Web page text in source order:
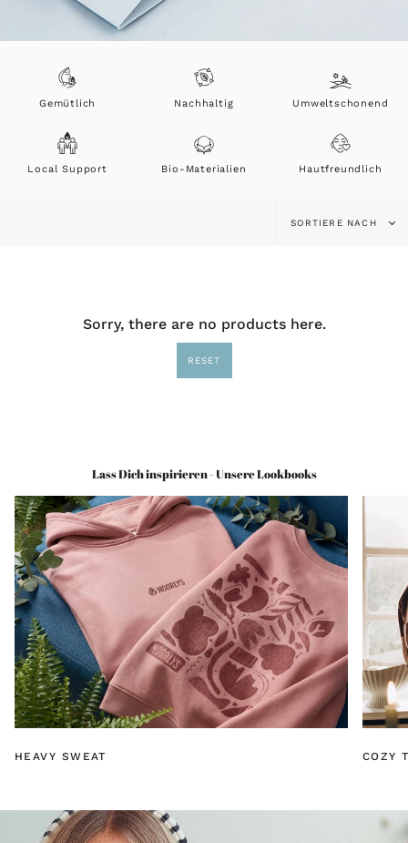
Gemütlich Nachhaltig Umweltschonend
Local Support Bio-Materialien Hautfreundlich
nach
SORTIERE NACH
Sorry, there are no products here.
RESET
Lass Dich inspirieren - Unsere Lookbooks
HEAVY SWEAT COZY